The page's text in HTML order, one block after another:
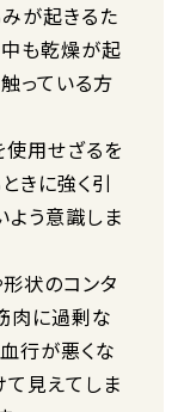
が起きるた
中も乾燥が起
っている方
用せざるを
きに強く引
よう意識しま
状のコンタ
肉に過剰な
行が悪くな
見えてしま